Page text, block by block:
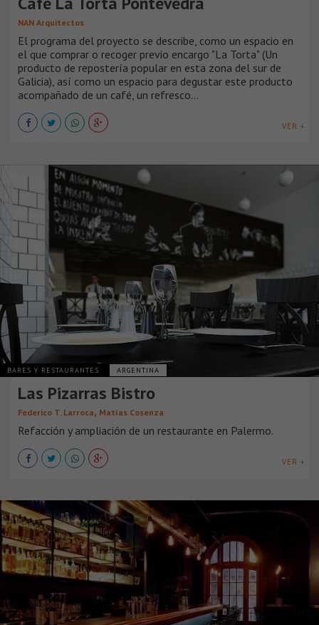
NAN Arquitectos
El programa del proyecto se describe, como un espacio en
el que comprar o recoger previo encargo "La Torta" (Un
producto de repostería popular en esta zona del sur de
Galicia), así como un espacio para degustar este producto
acompañado de un café, un refresco...
VER +
BARES Y RESTAURANTES ARGENTINA
Las Pizarras Bistro
Federico T. Larroca, Matías Cosenza
Refacción y ampliación de un restaurante en Palermo.
VER +